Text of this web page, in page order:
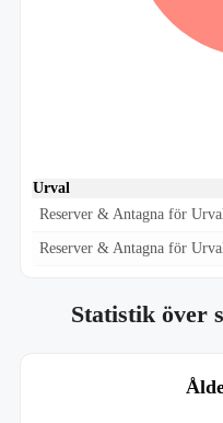
Urval
Reserver & Antagna för
Reserver & Antagna för
Statistik över